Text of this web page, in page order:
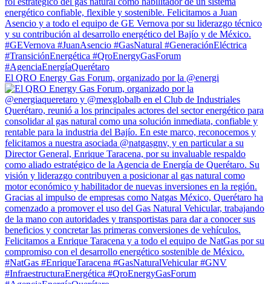
El QRO Energy Gas Forum, organizado por la @energi